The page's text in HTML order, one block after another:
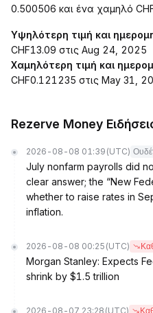
0.500506 και ένα χαμηλό
Υψηλότερη τιμή και
CHF13.09 στις Aug 24, 2025
Χαμηλότερη τιμή και
CHF0.121235 στις May 31,
Rezerve Money
2026-08-08 01:39 (UTC)
July nonfarm payrolls did
clear answer; the “New
whether to raise rates in
inflation.
2026-08-08 00:25 (UTC)
Morgan Stanley: Expects
shrink by $1.5 trillion
2026-08-07 23:28 (UTC)